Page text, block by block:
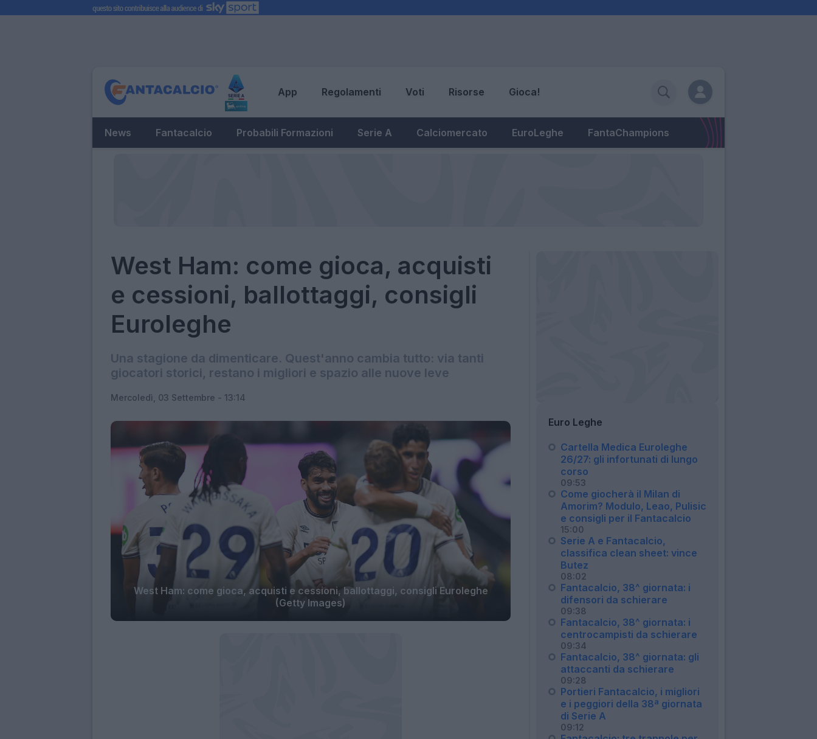
App Regolamenti Voti Risorse Gioca!
News Fantacalcio Probabili Formazioni Serie A Calciomercato EuroLeghe FantaChampions
West Ham: come gioca, acquisti
e cessioni, ballottaggi, consigli
Euroleghe
Una stagione da dimenticare. Quest'anno cambia tutto: via tanti
giocatori storici, restano i migliori e spazio alle nuove leve
Mercoledì, 03 Settembre - 13:14
West Ham: come gioca, acquisti e cessioni, ballottaggi, consigli Euroleghe
(Getty Images)
Euro Leghe
Cartella Medica Euroleghe
26/27: gli infortunati di lungo
corso
09:53
Come giocherà il Milan di
Amorim? Modulo, Leao, Pulisic
e consigli per il Fantacalcio
15:00
Serie A e Fantacalcio,
classifica clean sheet: vince
Butez
08:02
Fantacalcio, 38^ giornata: i
difensori da schierare
09:38
Fantacalcio, 38^ giornata: i
centrocampisti da schierare
09:34
Fantacalcio, 38^ giornata: gli
attaccanti da schierare
09:28
Portieri Fantacalcio, i migliori
e i peggiori della 38ª giornata
di Serie A
09:12